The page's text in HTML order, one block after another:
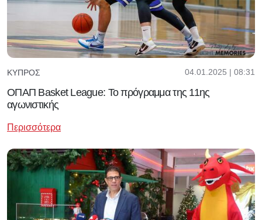
ΚΎΠΡΟΣ 04.01.2025 | 08:31
ΟΠΑΠ Βasket League: Το πρόγραμμα της 11ης
αγωνιστικής
Περισσότερα